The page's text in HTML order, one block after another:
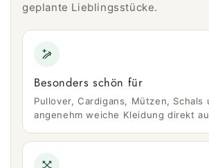
geplante Lieblingsstücke.
Besonders schön für
Pullover, Cardigans, Mützen, Schals
angenehm weiche Kleidung direkt